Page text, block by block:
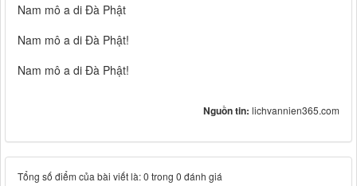
Nam mô a di Đà Phật
Nam mô a di Đà Phật!
Nam mô a di Đà Phật!
Nguồn tin: lichvannien365.com
Tổng số điểm của bài viết là: 0 trong 0 đánh giá